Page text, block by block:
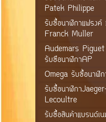
Patek Philippe
รับซื้อนาฬิกาแฟรงค์
Franck Muller
Audemars
รับซือนาฬิกาAP
Omega รับซื้อนาฬิก
รับซื้อนาฬิกา
Lecoultre
รับซื้อสินค้าแบรนด์เ